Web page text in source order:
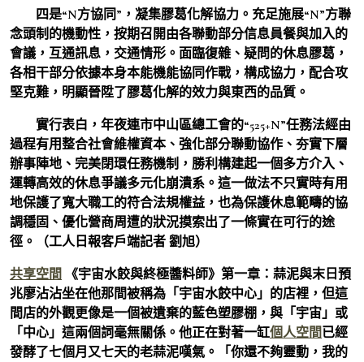
四是“N方協同”，凝集膠葛化解協力。充足施展“N”方聯
念頭制的機動性，按期召開由各聯動部分信息員餐與加入的
會議，互通訊息，交通情形。面臨復雜、疑問的休息膠葛，
各相干部分依據本身本能機能協同作戰，構成協力，配合攻
堅克難，明顯晉陞了膠葛化解的效力與東西的品質。
實行表白，年夜連市中山區總工會的“525+N”任務法經由
過程有用整合社會維權資本、強化部分聯動協作、夯實下層
辦事陣地、完美閉環任務機制，勝利構建起一個多方介入、
運轉高效的休息爭議多元化崩潰系。這一做法不只實時有用
地保護了寬大職工的符合法規權益，也為保護休息範疇的協
調穩固、優化營商周遭的狀況摸索出了一條實在可行的途
徑。（工人日報客戶端記者 劉旭）
共享空間 《宇宙水餃與終極醬料師》第一章：蒜泥與末日預
兆廖沾沾坐在他那間被稱為「宇宙水餃中心」的店裡，但這
間店的外觀更像是一個被遺棄的藍色塑膠棚，與「宇宙」或
「中心」這兩個詞毫無關係。他正在對著一缸個人空間已經
發酵了七個月又七天的老蒜泥嘆氣。「你還不夠靈動，我的